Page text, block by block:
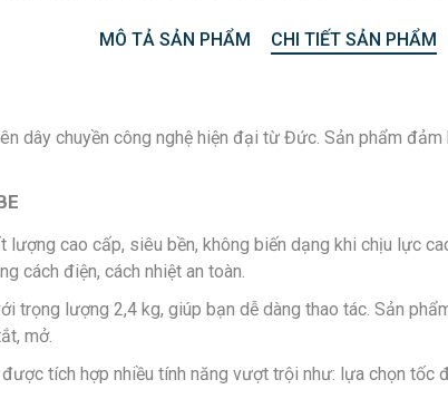
MÔ TẢ SẢN PHẨM CHI TIẾT SẢN PHẨM
dây chuyền công nghệ hiện đại từ Đức. Sản phẩm
cao cấp, siêu bền, không biến dạng khi chịu lực
cách điện, cách nhiệt an toàn.
trọng lượng 2,4 kg, giúp bạn dễ dàng thao tác. Sản
mở.
tích hợp nhiều tính năng vượt trội như: lựa chọn